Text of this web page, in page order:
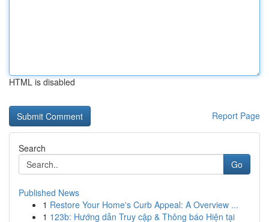
HTML is disabled
Report Page
Search
Go
Published News
1 Restore Your Home's Curb Appeal: A Overview ...
1 123b: Hướng dẫn Truy cập & Thông báo Hiện tại